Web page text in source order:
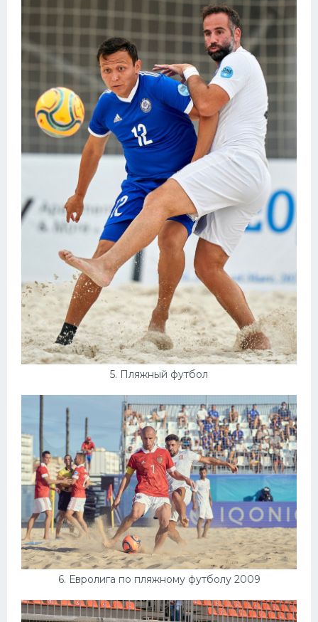
5. Пляжный футбол
6. Евролига по пляжному футболу 2009